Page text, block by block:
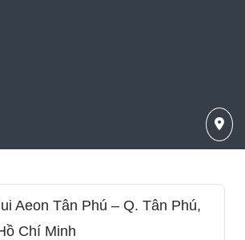
Aeon Tân Phú – Q. Tân Phú,
Chí Minh